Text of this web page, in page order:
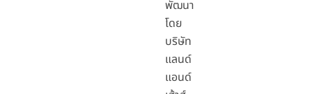
พัฒนา
โดย
บริษัท
แลนด์
แอนด์